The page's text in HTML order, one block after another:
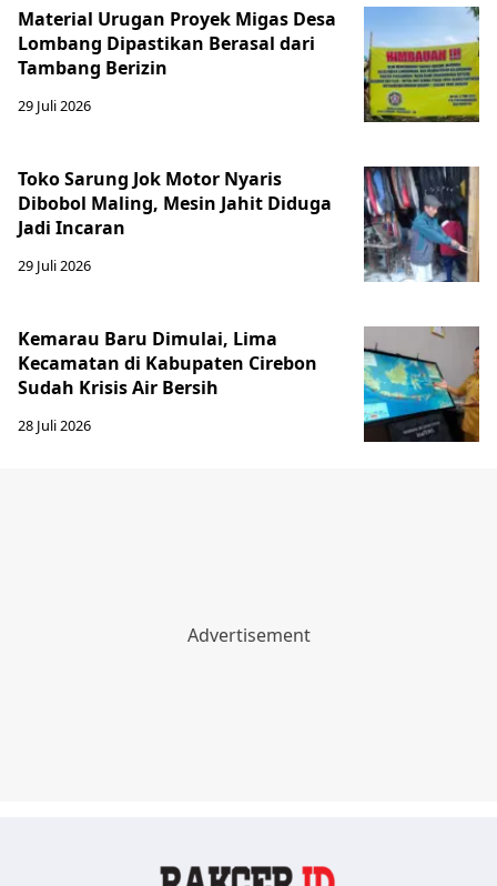
Material Urugan Proyek Migas Desa
Lombang Dipastikan Berasal dari
Tambang Berizin
29 Juli 2026
Toko Sarung Jok Motor Nyaris
Dibobol Maling, Mesin Jahit Diduga
Jadi Incaran
29 Juli 2026
Kemarau Baru Dimulai, Lima
Kecamatan di Kabupaten Cirebon
Sudah Krisis Air Bersih
28 Juli 2026